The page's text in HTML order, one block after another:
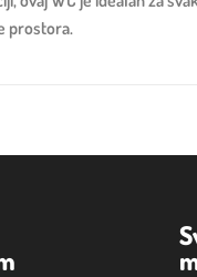
prostora.